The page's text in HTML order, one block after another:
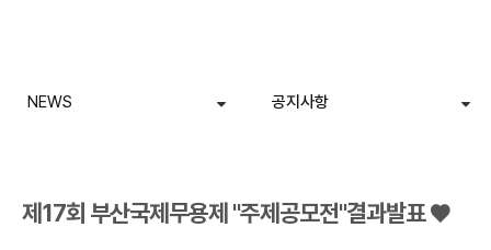
NEWS 공지사항
제17회 부산국제무용제 "주제공모전"결과발표 ♥